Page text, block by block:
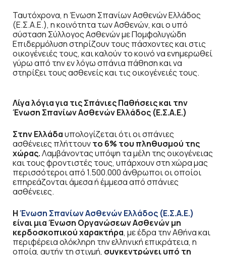
Ταυτόχρονα, η Ένωση Σπανίων Ασθενών Ελλάδος
(Ε.Σ.Α.Ε.), η κοινότητα των Ασθενών, και ο υπό
σύσταση Σύλλογος Ασθενών με Πομφολυγώδη
Επιδερμόλυση στηρίζουν τους πάσχοντες και στις
οικογένειές τους, και καλούν το κοινό να ενημερωθεί
γύρω από την εν λόγω σπάνια πάθηση και να
στηρίξει τους ασθενείς και τις οικογένειές τους.
Λίγα λόγια για τις Σπάνιες Παθήσεις και την
Ένωση Σπανίων Ασθενών Ελλάδος (Ε.Σ.Α.Ε.)
Στην Ελλάδαυπολογίζεται ότι οι σπάνιες
ασθένειες πλήττουντο 6% του πληθυσμού της
χώρας.Λαμβάνοντας υπόψη τα μέλη της οικογένειας
και τους φροντιστές τους, υπάρχουν στη χώρα μας
περισσότεροι από 1.500.000 άνθρωποι οι οποίοι
επηρεάζονται άμεσα ή έμμεσα από σπάνιες
ασθένειες.
ΗΈνωση Σπανίων Ασθενών Ελλάδος (Ε.Σ.Α.Ε.)
είναι μια Ένωση Οργανώσεων Ασθενών μη
κερδοσκοπικού χαρακτήρα, με έδρα την Αθήνα και
περιφέρεια ολόκληρη την ελληνική επικράτεια, η
οποία, αυτήν τη στιγμή, συγκεντρώνει υπό τη